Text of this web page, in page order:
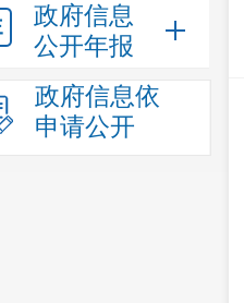
政府信息
公开年报
政府信息依
申请公开